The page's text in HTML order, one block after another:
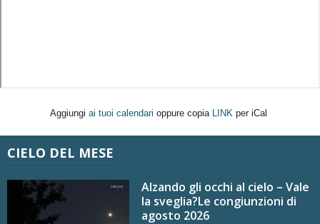
Aggiungi ai tuoi calendari oppure copia LINK per iCal
CIELO DEL MESE
Alzando gli occhi al cielo – Vale
la sveglia?Le congiunzioni di
agosto 2026